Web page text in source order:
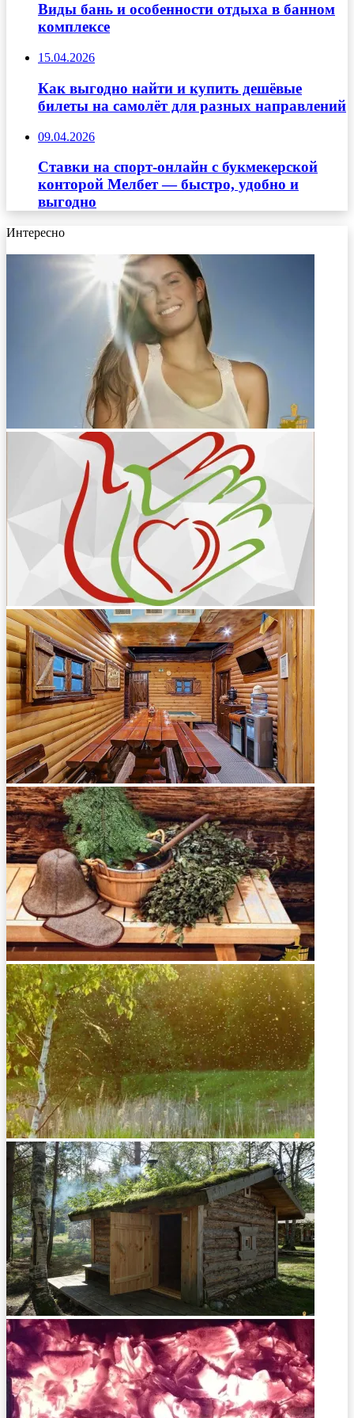
Виды бань и особенности отдыха в банном
комплексе
15.04.2026
Как выгодно найти и купить дешёвые
билеты на самолёт для разных направлений
09.04.2026
Ставки на спорт-онлайн с букмекерской
конторой Мелбет — быстро, удобно и
выгодно
Интересно